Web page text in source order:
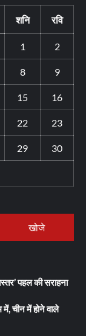
शनि रवि
1 2
8 9
15 16
22 23
29 30
पहल की सराहना
में, चीन में होने वाले